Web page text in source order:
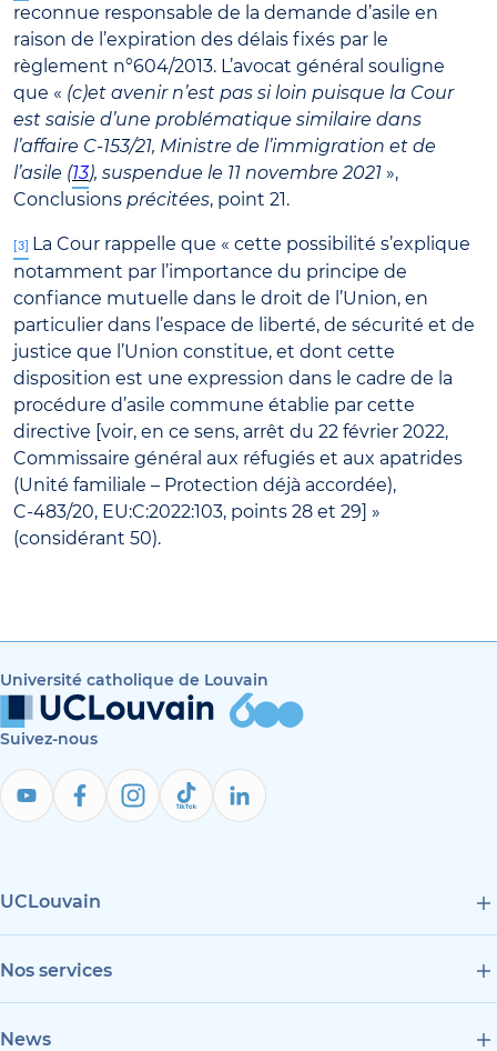
reconnue responsable de la demande d’asile en
raison de l’expiration des délais fixés par le
règlement n°604/2013. L’avocat général souligne
que « (c)et avenir n’est pas si loin puisque la Cour
est saisie d’une problématique similaire dans
l’affaire C-153/21, Ministre de l’immigration et de
l’asile (13), suspendue le 11 novembre 2021 »,
Conclusions précitées, point 21.
[3]
La Cour rappelle que « cette possibilité s’explique
notamment par l’importance du principe de
confiance mutuelle dans le droit de l’Union, en
particulier dans l’espace de liberté, de sécurité et de
justice que l’Union constitue, et dont cette
disposition est une expression dans le cadre de la
procédure d’asile commune établie par cette
directive [voir, en ce sens, arrêt du 22 février 2022,
Commissaire général aux réfugiés et aux apatrides
(Unité familiale – Protection déjà accordée),
C‑483/20, EU:C:2022:103, points 28 et 29] »
(considérant 50).
Université catholique de Louvain
Suivez-nous
UCLouvain
Nos services
News